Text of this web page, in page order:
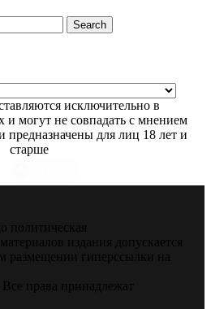
Search
исключительно в
и могут не совпадать с мнением
предназначены для лиц 18 лет и
старше
политическая
издания допускается
размещении гиперссылки на
права принадлежат